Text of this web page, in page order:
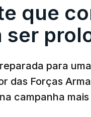
que
ser
para
das Forças
campanha